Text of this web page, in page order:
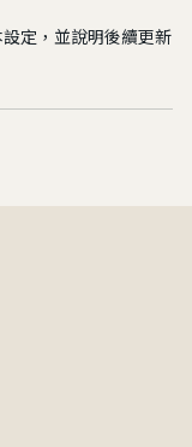
定，並說明後續更新